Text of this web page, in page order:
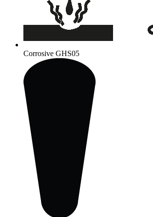
Corrosive GHS05